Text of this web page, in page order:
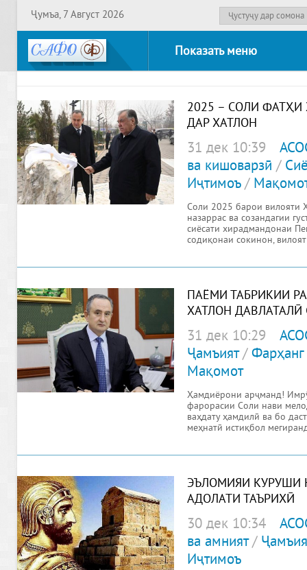
Ҷумъа, 7 Август 2026
Показать меню
2025 – СОЛИ
ДАР ХАТЛОН
31 дек 10:39
ва кишоварзӣ /
Иҷтимоъ/
Соли 2025 барои вилояти
назаррас ва созандагии
сиёсати хирадмандонаи
содиқонаи сокинон,
ПАЁМИ ТАБРИКИИ
ХАТЛОН
ФАРОРАСИИ СОЛИ
31 дек 10:29
Ҷамъият/Фарҳанг
Мақомот
Ҳамдиёрони арҷманд!
фарорасии Соли нави
ваҳдату ҳамдилӣ ва бо
меҳнатӣ истиқбол
ЭЪЛОМИЯИ КУРУШИ
АДОЛАТИ ТАЪРИХӢ
30 дек 10:34
ва амният/
Иҷтимоъ